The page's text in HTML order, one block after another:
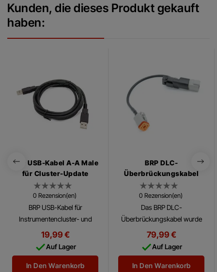
Kunden, die dieses Produkt gekauft
haben:
BRP USB-Kabel A-A Male
für Cluster-Update
0 Rezension(en)
BRP USB-Kabel für
Instrumentencluster- und
Software-Updates bei BRP-
Fahrzeugen, einschließlich
Sea-Doo-, Can-Am- und Ski-
Doo/Lynx-Modellen.
19,99 €
Auf Lager
In Den Warenkorb
BRP DLC-
Überbrückungskabel
(ECM-Wake-Up-
Kabelsatz)
0 Rezension(en)
Das BRP DLC-
Überbrückungskabel wurde
entwickelt, um das ECM
(Motorsteuergerät) während
BUDS-Programmier- und
Diagnosevorgängen
79,99 €
Auf Lager
In Den Warenkorb